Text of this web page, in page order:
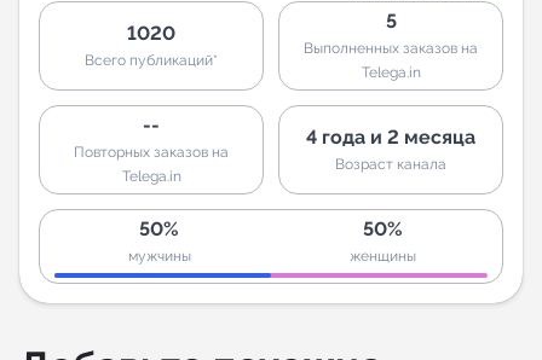
1020
Всего публикаций*
5
Выполненных заказов на
Telega.in
--
Повторных заказов на
Telega.in
4 года и 2 месяца
Возраст канала
50%
мужчины
50%
женщины